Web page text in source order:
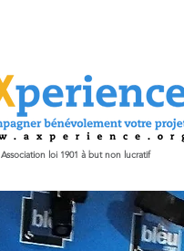
Association loi 1901 à but non lucratif